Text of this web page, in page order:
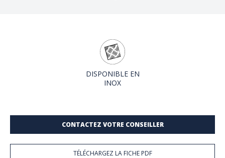
DISPONIBLE EN
INOX
CONTACTEZ VOTRE CONSEILLER
TÉLÉCHARGEZ LA FICHE PDF